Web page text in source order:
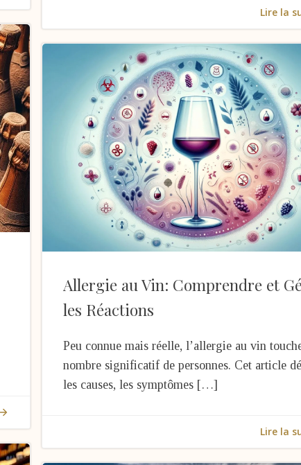
Lire la
Allergie au Vin: Comprendre et
les Réactions
Peu connue mais réelle, l’allergie au vin
nombre significatif de personnes. Cet article
les causes, les symptômes […]
Lire la